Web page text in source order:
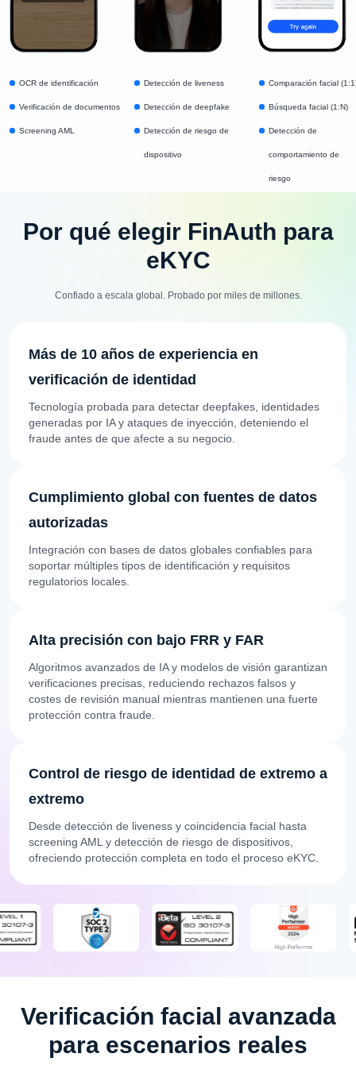
OCR de identificación
Verificación de documentos
Screening AML
Detección de liveness
Detección de deepfake
Detección de riesgo de
dispositivo
Comparación facial
Búsqueda facial (1:N)
Detección de
comportamiento de
riesgo
Por qué elegir FinAuth para
eKYC
Confiado a escala global. Probado por miles de millones.
Más de 10 años de experiencia en
verificación de identidad
Tecnología probada para detectar deepfakes, identidades
generadas por IA y ataques de inyección, deteniendo el
fraude antes de que afecte a su negocio.
Cumplimiento global con fuentes de datos
autorizadas
Integración con bases de datos globales confiables para
soportar múltiples tipos de identificación y requisitos
regulatorios locales.
Alta precisión con bajo FRR y FAR
Algoritmos avanzados de IA y modelos de visión garantizan
verificaciones precisas, reduciendo rechazos falsos y
costes de revisión manual mientras mantienen una fuerte
protección contra fraude.
Control de riesgo de identidad de extremo a
extremo
Desde detección de liveness y coincidencia facial hasta
screening AML y detección de riesgo de dispositivos,
ofreciendo protección completa en todo el proceso eKYC.
Verificación facial avanzada
para escenarios reales